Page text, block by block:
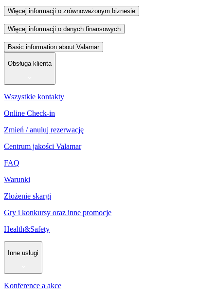
Więcej informacji o zrównoważonym biznesie
Więcej informacji o danych finansowych
Basic information about Valamar
Obsługa klienta
Wszystkie kontakty
Online Check-in
Zmień / anuluj rezerwację
Centrum jakości Valamar
FAQ
Warunki
Złożenie skargi
Gry i konkursy oraz inne promocje
Health&Safety
Inne usługi
Konference a akce